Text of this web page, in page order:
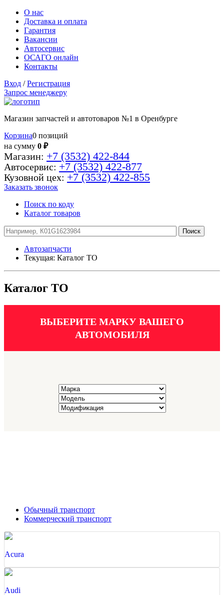
О нас
Доставка и оплата
Гарантия
Вакансии
Автосервис
ОСАГО онлайн
Контакты
Вход / Регистрация
Запрос менеджеру
Магазин запчастей и автотоваров №1 в Оренбурге
Корзина0 позиций
на сумму 0 ₽
Магазин: +7 (3532) 422-844
Автосервис: +7 (3532) 422-877
Кузовной цех: +7 (3532) 422-855
Заказать звонок
Поиск по коду
Каталог товаров
Автозапчасти
Текущая: Каталог ТО
Каталог ТО
ВЫБЕРИТЕ МАРКУ ВАШЕГО
АВТОМОБИЛЯ
Обычный транспорт
Коммерческий транспорт
Acura
Audi